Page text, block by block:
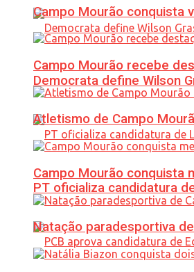
Democrata define Wilson
PT oficializa candidatura
Campo Mourão conquista
Campo Mourão recebe
Atletismo de Campo
Campo Mourão conquista
Natação paradesportiva